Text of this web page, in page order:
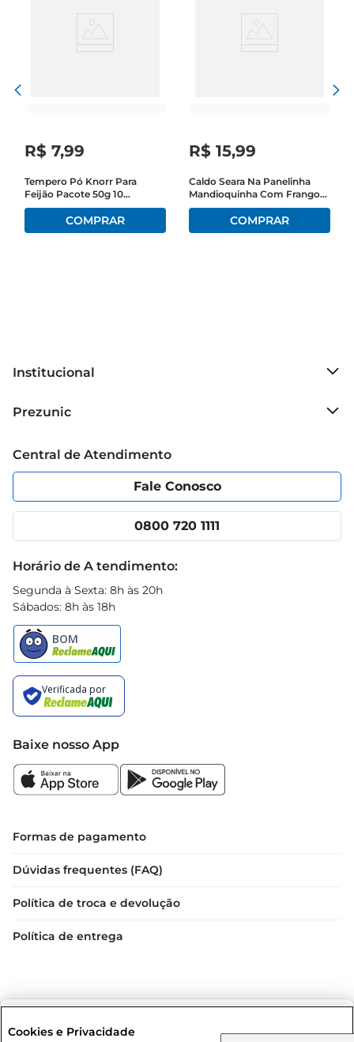
R$ 7,99
Tempero Pó Knorr Para
Feijão Pacote 50g 10
Unidades
R$ 15,99
Caldo Seara Na Panelinha
Mandioquinha Com Frango
Congelado 300g
Institucional
Grupo Cencosud
Política de Privacidade
Portal do fornecedor
Cencosud Media
Prezunic
Código de Ética
App Prezunic
Central de Atendimento
Fale Conosco
0800 720 1111
Horário de A tendimento:
Segunda à Sexta: 8h às 20h
Sábados: 8h às 18h
Baixe nosso App
Formas de pagamento
Dúvidas frequentes (FAQ)
Política de troca e devolução
Política de entrega
Cookies e Privacidade